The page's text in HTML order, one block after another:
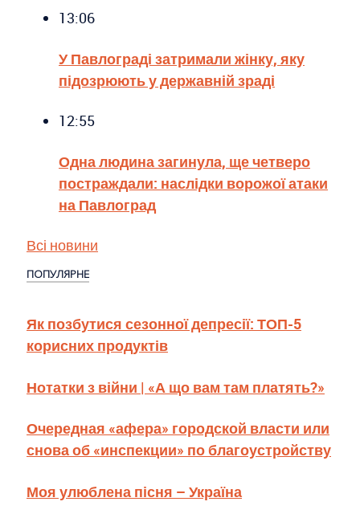
13:06
У Павлограді затримали жінку, яку
підозрюють у державній зраді
12:55
Одна людина загинула, ще четверо
постраждали: наслідки ворожої атаки
на Павлоград
Всі новини
ПОПУЛЯРНЕ
Як позбутися сезонної депресії: ТОП-5
корисних продуктів
Нотатки з війни | «А що вам там платять?»
Очередная «афера» городской власти или
снова об «инспекции» по благоустройству
Моя улюблена пісня – Україна